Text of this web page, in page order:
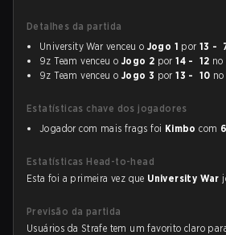
Detalhes da partida
University War venceu o Jogo 1 por13 -
9z Team venceu o Jogo 2 por14 - 12
9z Team venceu o Jogo 3 por13 - 10
Estatísticas chave dos jogadores
Jogador com mais frags foi Kimbo com
Estatísticas Head-to-head
Esta foi a primeira vez que University War
Previsão da partida
Usuários da Strafe tem um favorito claro